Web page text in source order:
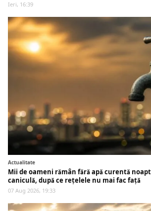
Ieri, 16:39
Actualitate
Mii de oameni rămân fără apă curentă
caniculă, după ce rețelele nu mai fac față
07 Aug 2026, 19:33